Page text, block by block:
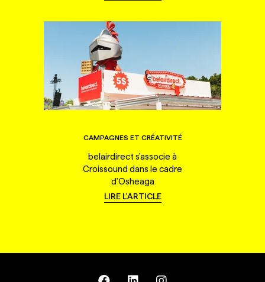
CAMPAGNES ET CRÉATIVITÉ
belairdirect s'associe à
Croissound dans le cadre
d'Osheaga
LIRE L'ARTICLE